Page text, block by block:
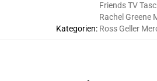
Kategorien:
Friends TV
Rachel Greene
Ross Geller